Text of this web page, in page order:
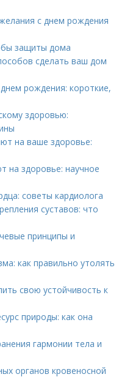
с днем рождения
защиты дома
сделать ваш дом
рождения: короткие,
здоровью:
на ваше здоровье:
на здоровье: научное
советы кардиолога
суставов: что
принципы и
как правильно утолять
свою устойчивость к
природы: как она
гармонии тела и
органов кровеносной